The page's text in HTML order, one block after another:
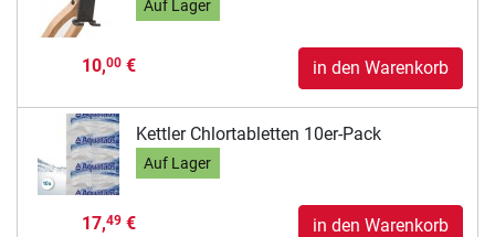
Auf Lager
10,00€ in den Warenkorb
Kettler Chlortabletten 10er-Pack
Auf Lager
17,49€ in den Warenkorb